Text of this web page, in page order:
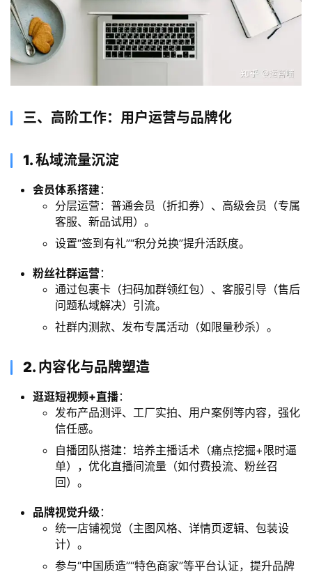
​三、高阶工作：用户运营与品牌化
​1. 私域流量沉淀
会员体系搭建：
分层运营：普通会员（折扣券）、高级会员（专属
客服、新品试用）。
设置“签到有礼”“积分兑换”提升活跃度。
粉丝社群运营：
通过包裹卡（扫码加群领红包）、客服引导（售后
问题私域解决）引流。
社群内测款、发布专属活动（如限量秒杀）。
​2. 内容化与品牌塑造
逛逛短视频+直播：
发布产品测评、工厂实拍、用户案例等内容，强化
信任感。
自播团队搭建：培养主播话术（痛点挖掘+限时逼
单），优化直播间流量（如付费投流、粉丝召
回）。
品牌视觉升级 ：
统一店铺视觉（主图风格、详情页逻辑、包装设
计）。
参与“中国质造”“特色商家”等平台认证，提升品牌